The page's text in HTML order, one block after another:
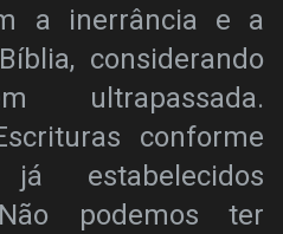
a inerrância e a
considerando
ultrapassada.
conforme
estabelecidos
podemos ter